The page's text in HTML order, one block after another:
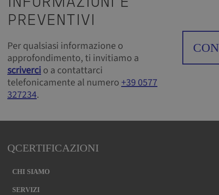
INFORMAZIONI E
PREVENTIVI
Per qualsiasi informazione o
approfondimento, ti invitiamo a
scrivercio a contattarci
telefonicamente al numero+39 0577
327234.
QCERTIFICAZIONI
CHI SIAMO
SERVIZI